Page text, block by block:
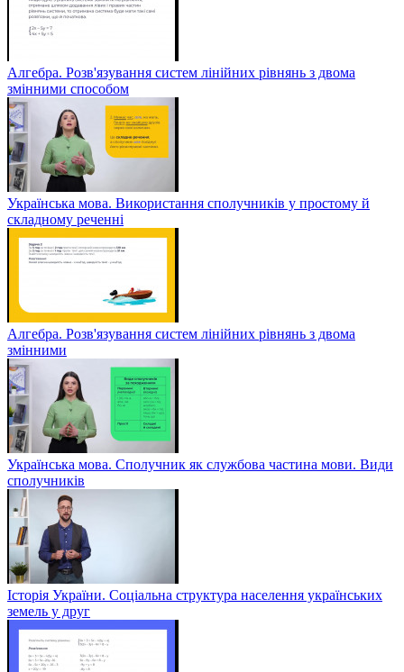
Алгебра. Розв'язування систем лінійних рівнянь з двома
змінними способом
Українська мова. Використання сполучників у простому й
складному реченні
Алгебра. Розв'язування систем лінійних рівнянь з двома
змінними
Українська мова. Сполучник як службова частина мови. Види
сполучників
Історія України. Соціальна структура населення українських
земель у друг